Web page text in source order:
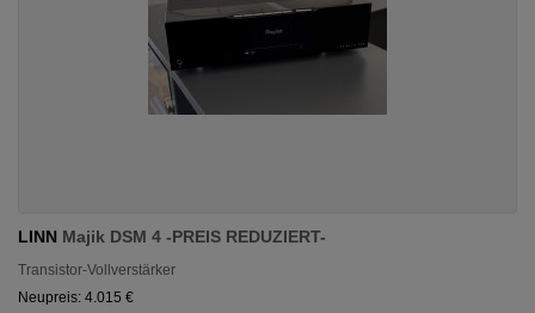
LINN Majik DSM 4 -PREIS REDUZIERT-
Transistor-Vollverstärker
Neupreis: 4.015 €